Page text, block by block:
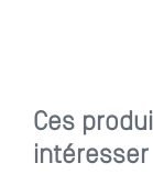
Ces
intéresser